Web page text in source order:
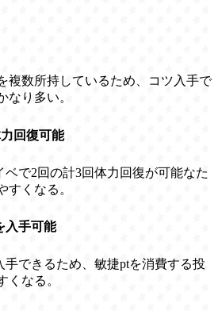
複数所持しているため、コツ入手で
なり多い。
回復可能
ベで2回の計3回体力回復が可能なた
すくなる。
入手可能
手できるため、敏捷ptを消費する投
くなる。